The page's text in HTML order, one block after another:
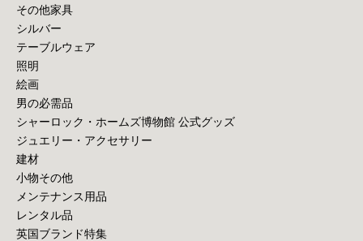
その他家具
シルバー
テーブルウェア
照明
絵画
男の必需品
シャーロック・ホームズ博物館 公式グッズ
ジュエリー・アクセサリー
建材
小物その他
メンテナンス用品
レンタル品
英国ブランド特集